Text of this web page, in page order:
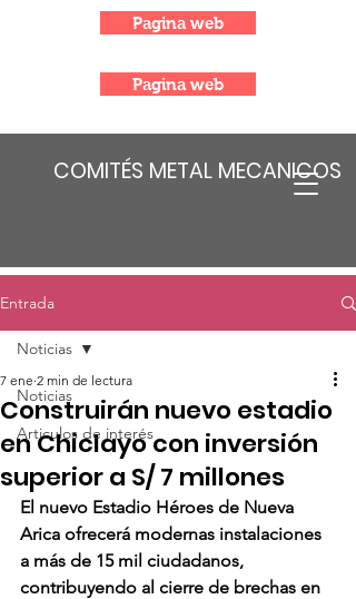
COMITÉS METAL MECANICOS
Pagina web
Pagina web
Entrada
Noticias
Articulos de interés
Noticias
Construirán nuevo estadio
en Chiclayo con inversión
superior a S/ 7 millones
7 ene 2 min de lectura
El nuevo Estadio Héroes de Nueva
Arica ofrecerá modernas instalaciones
a más de 15 mil ciudadanos,
contribuyendo al cierre de brechas en